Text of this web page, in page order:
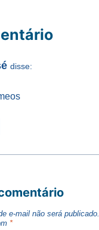
disse:
e-mail não será publicado.
*